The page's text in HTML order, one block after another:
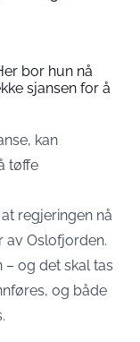
bor hun nå
sjansen for å
kan
tøffe
regjeringen nå
av Oslofjorden.
– og det skal tas
og både